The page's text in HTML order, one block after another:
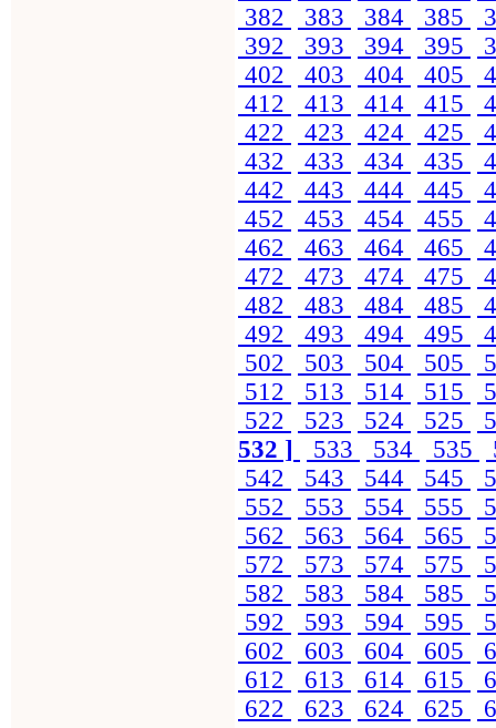
382
383 384 385
392
393 394 395
402
403 404 405
412
413 414 415
422
423 424 425
432
433 434 435
442
443 444 445
452
453 454 455
462
463 464 465
472
473 474 475
482
483 484 485
492
493 494 495
502
503 504 505
512
513 514 515
522
523 524 525
532 ]
533 534 535
542
543 544 545
552
553 554 555
562
563 564 565
572
573 574 575
582
583 584 585
592
593 594 595
602
603 604 605
612
613 614 615
622
623 624 625